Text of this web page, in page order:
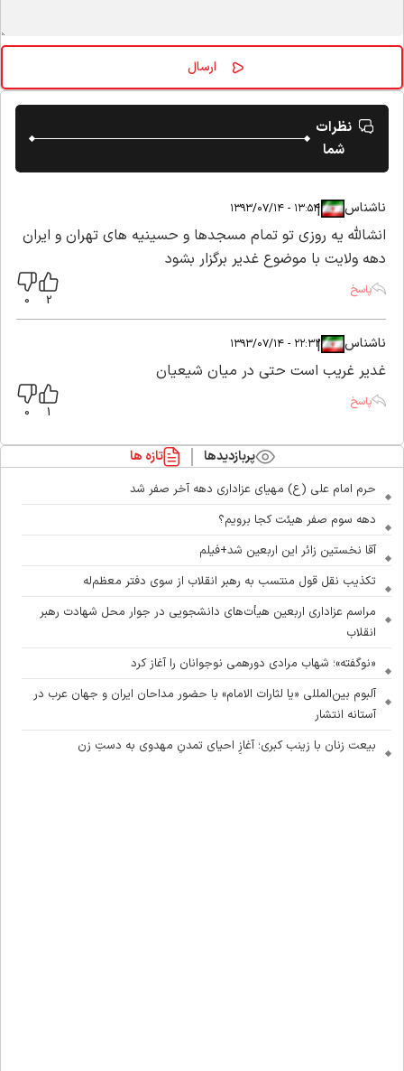
نظرات
شما
ناشناس|
|۱۳:۵۴ - ۱۳۹۳/۰۷/۱۴
انشالله یه روزی تو تمام مسجدها و حسینیه های تهران و ایران
دهه ولایت با موضوع غدیر برگزار بشود
پاسخ
ناشناس|
|۲۲:۳۲ - ۱۳۹۳/۰۷/۱۴
غدیر غریب است حتی در میان شیعیان
پاسخ
پربازدیدها تازه ها
حرم امام علی (ع) مهیای عزاداری دهه آخر صفر شد
دهه سوم صفر هیئت کجا برویم؟
آقا نخستین زائر این اربعین شد+فیلم
تکذیب نقل قول منتسب به رهبر انقلاب از سوی دفتر معظم‌له
مراسم عزاداری اربعین هیأت‌های دانشجویی در جوار محل شهادت رهبر
انقلاب
«نوگفته»؛ شهاب مرادی دورهمی نوجوانان را آغاز کرد
آلبوم بین‌المللی «یا لثارات الامام» با حضور مداحان ایران و جهان عرب در
آستانه انتشار
بیعت زنان با زینب کبری؛ آغازِ احیای تمدنِ مهدوی به دستِ زن